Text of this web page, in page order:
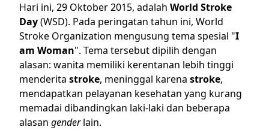
Hari ini, 29 Oktober 2015, adalah World Stroke
Day(WSD). Pada peringatan tahun ini, World
Stroke Organization mengusung tema spesial "I
am Woman". Tema tersebut dipilih dengan
alasan: wanita memiliki kerentanan lebih tinggi
menderita stroke, meninggal karena stroke,
mendapatkan pelayanan kesehatan yang kurang
memadai dibandingkan laki-laki dan beberapa
alasan genderlain.